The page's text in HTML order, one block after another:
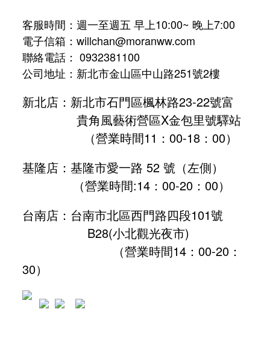
客服時間：週一至週五 早上10:00~ 晚上7:00
電子信箱：willchan@moranww.com
聯絡電話： 0932381100
公司地址：新北市金山區中山路251號2樓
新北店：新北市石門區楓林路23-22號富
貴角風藝術營區X金包里號驛站
（營業時間11：00-18：00）
基隆店：基隆市愛一路 52 號（左側）
（營業時間:14：00-20：00）
台南店：台南市北區西門路四段101號
B28(小北觀光夜市)
（營業時間14：00-20：
30）